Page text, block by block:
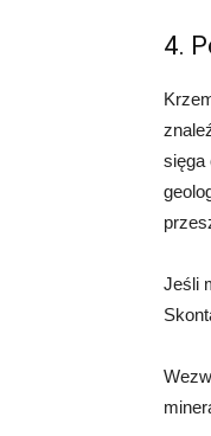
4.
sięga
Jeśli